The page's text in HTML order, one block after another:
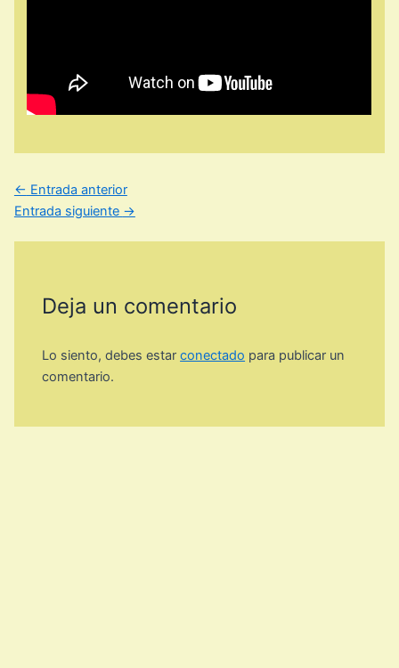
← Entrada anterior
Entrada siguiente →
Deja un comentario
Lo siento, debes estarconectado para publicar un
comentario.